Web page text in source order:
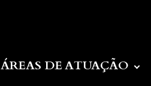
ÁREAS DE ATUAÇÃO